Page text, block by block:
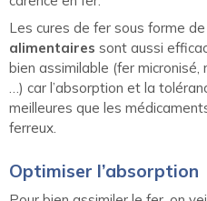
Les cures de fer sous forme de
alimentaires sont aussi
bien assimilable (fer micronisé,
…) car l’absorption et la
meilleures que les
ferreux.
Optimiser l’absorption